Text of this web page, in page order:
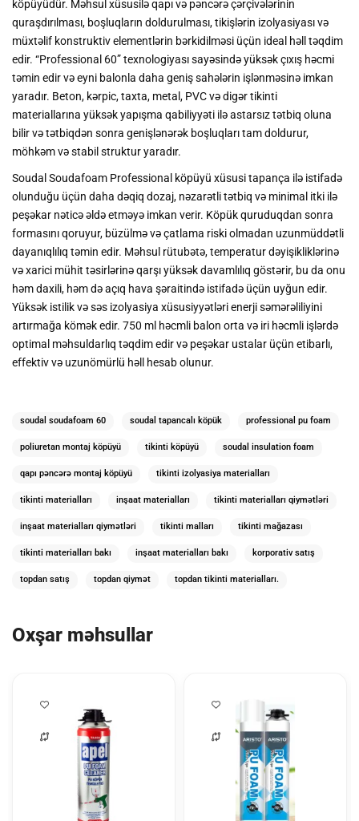
köpüyüdür. Məhsul xüsusilə qapı və pəncərə çərçivələrinin
quraşdırılması, boşluqların doldurulması, tikişlərin izolyasiyası və
müxtəlif konstruktiv elementlərin bərkidilməsi üçün ideal həll təqdim
edir. “Professional 60” texnologiyası sayəsində yüksək çıxış həcmi
təmin edir və eyni balonla daha geniş sahələrin işlənməsinə imkan
yaradır. Beton, kərpic, taxta, metal, PVC və digər tikinti
materiallarına yüksək yapışma qabiliyyəti ilə astarsız tətbiq oluna
bilir və tətbiqdən sonra genişlənərək boşluqları tam doldurur,
möhkəm və stabil struktur yaradır.
Soudal Soudafoam Professional köpüyü xüsusi tapança ilə istifadə
olunduğu üçün daha dəqiq dozaj, nəzarətli tətbiq və minimal itki ilə
peşəkar nəticə əldə etməyə imkan verir. Köpük quruduqdan sonra
formasını qoruyur, büzülmə və çatlama riski olmadan uzunmüddətli
dayanıqlılıq təmin edir. Məhsul rütubətə, temperatur dəyişikliklərinə
və xarici mühit təsirlərinə qarşı yüksək davamlılıq göstərir, bu da onu
həm daxili, həm də açıq hava şəraitində istifadə üçün uyğun edir.
Yüksək istilik və səs izolyasiya xüsusiyyətləri enerji səmərəliliyini
artırmağa kömək edir. 750 ml həcmli balon orta və iri həcmli işlərdə
optimal məhsuldarlıq təqdim edir və peşəkar ustalar üçün etibarlı,
effektiv və uzunömürlü həll hesab olunur.
soudal soudafoam 60 soudal tapancalı köpük professional pu foam
poliuretan montaj köpüyü tikinti köpüyü soudal insulation foam
qapı pəncərə montaj köpüyü tikinti izolyasiya materialları
tikinti materialları inşaat materialları tikinti materialları qiymətləri
inşaat materialları qiymətləri tikinti malları tikinti mağazası
tikinti materialları bakı inşaat materialları bakı korporativ satış
topdan satış topdan qiymət topdan tikinti materialları.
Oxşar məhsullar